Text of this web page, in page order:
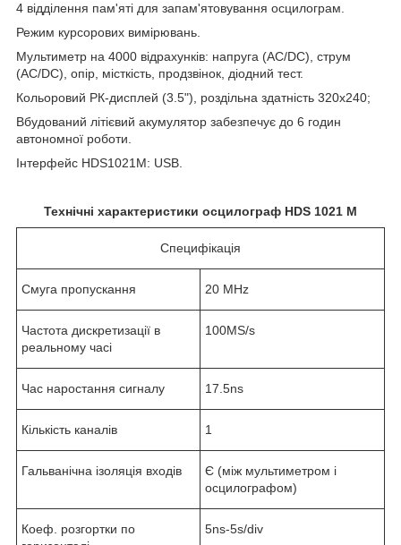
4 відділення пам'яті для запам'ятовування осцилограм.
Режим курсорових вимірювань.
Мультиметр на 4000 відрахунків: напруга (AC/DC), струм
(AC/DC), опір, місткість, продзвінок, діодний тест.
Кольоровий РК-дисплей (3.5"), роздільна здатність 320x240;
Вбудований літієвий акумулятор забезпечує до 6 годин
автономної роботи.
Інтерфейс HDS1021M: USB.
Технічні характеристики осцилограф HDS 1021 M
Специфікація
Смуга пропускання 20 MHz
Частота дискретизації в
реальному часі
100MS/s
Час наростання сигналу 17.5ns
Кількість каналів 1
Гальванічна ізоляція входів
Є (між мультиметром і
осцилографом)
Коеф. розгортки по
5ns-5s/div